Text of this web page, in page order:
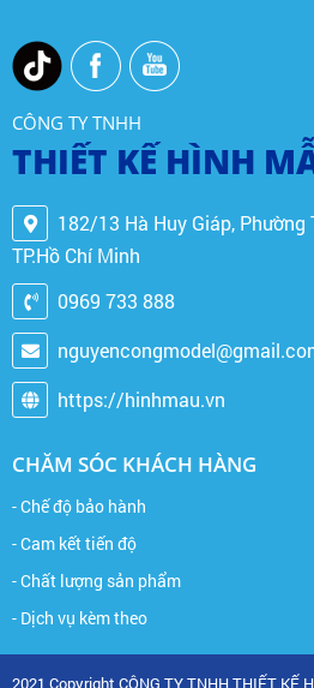
CÔNG TY TNHH
THIẾT KẾ HÌNH
182/13 Hà Huy Giáp, Phường
TP.Hồ Chí Minh
0969 733 888
https://hinhmau.vn
CHĂM SÓC KHÁCH HÀNG
- Chế độ bảo hành
- Cam kết tiến độ
- Chất lượng sản phẩm
- Dịch vụ kèm theo
2021 Copyright CÔNG TY TNHH THIẾT KẾ